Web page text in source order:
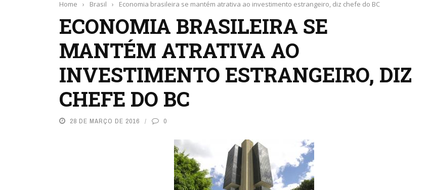
Home › Brasil › Economia brasileira se mantém atrativa ao investimento estrangeiro, diz chefe do BC
ECONOMIA BRASILEIRA SE
MANTÉM ATRATIVA AO
INVESTIMENTO ESTRANGEIRO, DIZ
CHEFE DO BC
28 DE MARÇO DE 2016 0